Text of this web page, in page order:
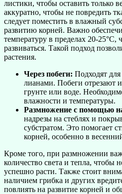
листики, чтобы оставить только
аккуратно, чтобы не повредить
следует поместить в влажный
развитию корней. Важно
температуру в пределах 20-25°C,
развиваться. Такой подход
растения.
Через побеги: Подходят
лианами. Побеги отрезают
грунте или воде.
влажности и температуры.
Размножение с помощью
надрезы на стеблях и
субстратом. Это помогает
корней, особенно в
Кроме того, при размножении
количество света и тепла, чтобы
успешно расти. Также стоит
наличием грибка и других
повлиять на развитие корней и